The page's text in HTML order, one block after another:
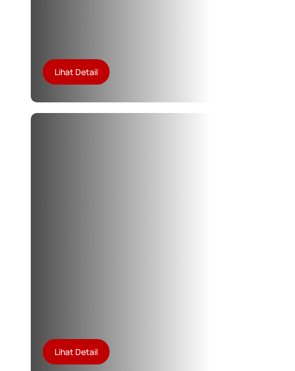
Lihat Detail
Lihat Detail